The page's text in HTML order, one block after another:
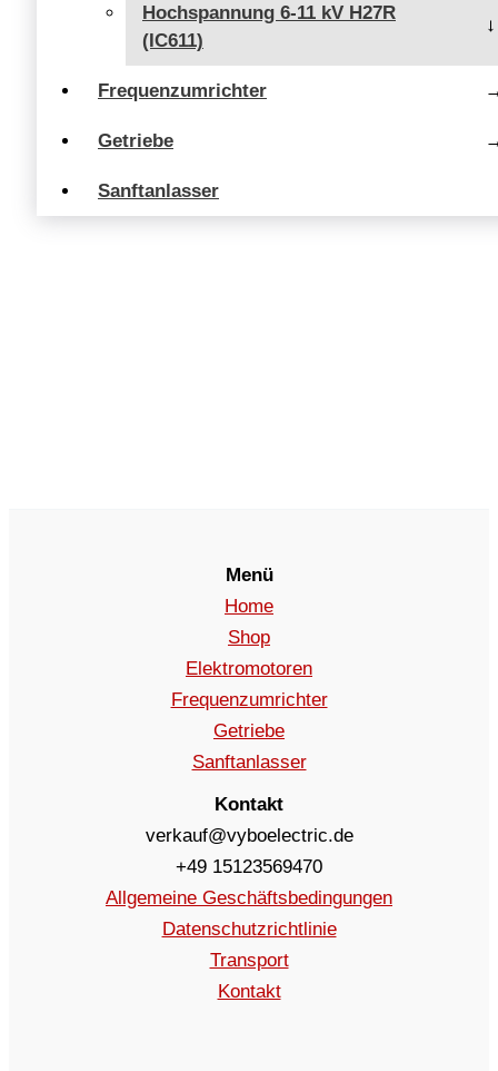
Hochspannung 6-11 kV H27R
(IC611)
Frequenzumrichter
Getriebe
Sanftanlasser
Menü
Home
Shop
Elektromotoren
Frequenzumrichter
Getriebe
Sanftanlasser
Kontakt
verkauf@vyboelectric.de
+49 15123569470
Allgemeine Geschäftsbedingungen
Datenschutzrichtlinie
Transport
Kontakt